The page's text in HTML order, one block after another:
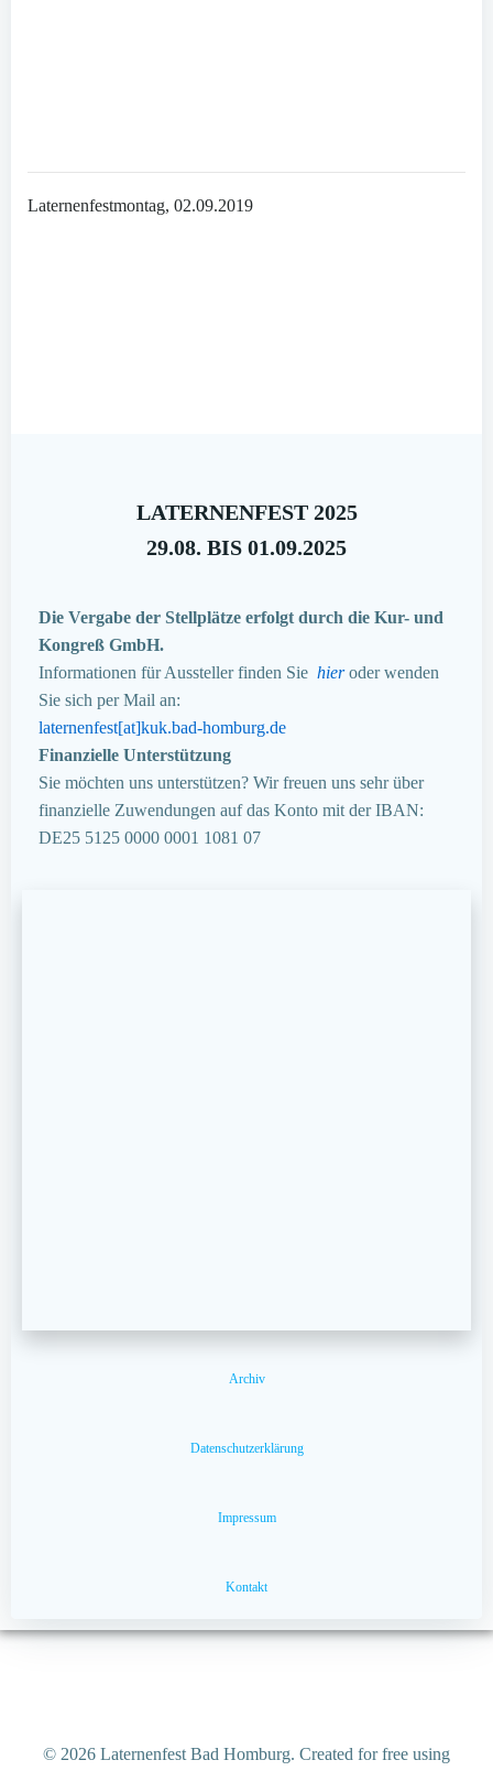
Laternenfestmontag, 02.09.2019
LATERNENFEST 2025
29.08. BIS 01.09.2025
Die Vergabe der Stellplätze erfolgt durch die Kur- und
Kongreß GmbH.
Informationen für Aussteller finden Sie hieroder wenden
Sie sich per Mail an:
laternenfest[at]kuk.bad-homburg.de
Finanzielle Unterstützung
Sie möchten uns unterstützen? Wir freuen uns sehr über
finanzielle Zuwendungen auf das Konto mit der IBAN:
DE25 5125 0000 0001 1081 07
Archiv
Datenschutzerklärung
Impressum
Kontakt
© 2026 Laternenfest Bad Homburg. Created for free using